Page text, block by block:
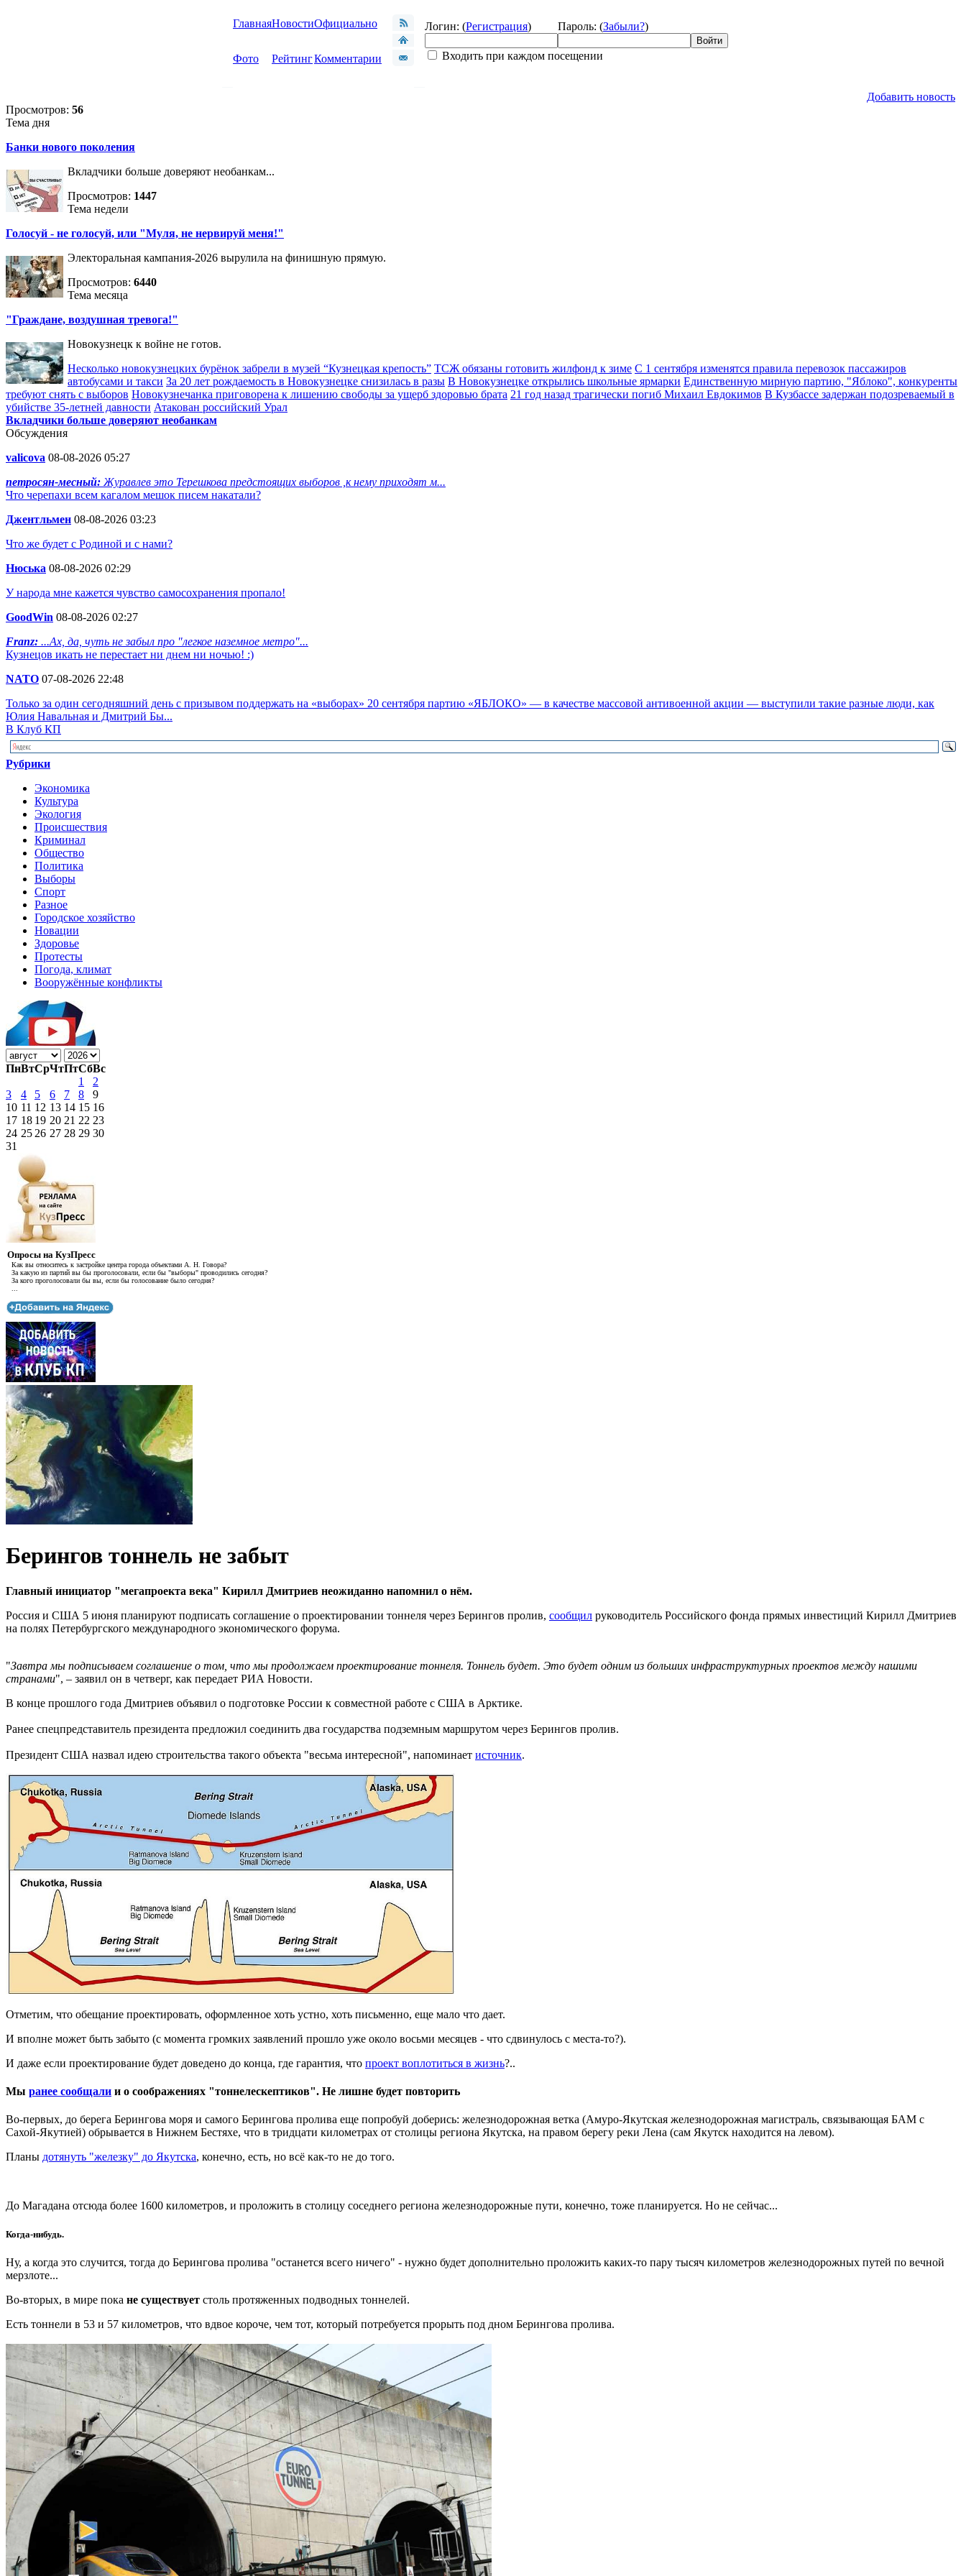
ГлавнаяНовостиОфициально
Фото РейтингКомментарии
Логин: (Регистрация) Пароль: (Забыли?)
Входить при каждом посещении
Добавить новость
Просмотров: 56
Тема дня
Банки нового поколения
Вкладчики больше доверяют необанкам...
Просмотров: 1447
Тема недели
Голосуй - не голосуй, или "Муля, не нервируй меня!"
Электоральная кампания-2026 вырулила на финишную прямую.
Просмотров: 6440
Тема месяца
"Граждане, воздушная тревога!"
Новокузнецк к войне не готов.
Несколько новокузнецких бурёнок забрели в музей “Кузнецкая крепость” ТСЖ обязаны готовить жилфонд к зиме С 1 сентября изменятся правила перевозок пассажиров
автобусами и такси За 20 лет рождаемость в Новокузнецке снизилась в разы В Новокузнецке открылись школьные ярмарки Единственную мирную партию, "Яблоко", конкуренты
требуют снять с выборов Новокузнечанка приговорена к лишению свободы за ущерб здоровью брата 21 год назад трагически погиб Михаил Евдокимов В Кузбассе задержан подозреваемый в
убийстве 35-летней давности Атакован российский Урал
Вкладчики больше доверяют необанкам
Обсуждения
valicova 08-08-2026 05:27
петросян-месный: Журавлев это Терешкова предстоящих выборов ,к нему приходят м...
Что черепахи всем кагалом мешок писем накатали?
Джентльмен 08-08-2026 03:23
Что же будет с Родиной и с нами?
Нюська 08-08-2026 02:29
У народа мне кажется чувство самосохранения пропало!
GoodWin 08-08-2026 02:27
Franz: ...Ах, да, чуть не забыл про "легкое наземное метро"...
Кузнецов икать не перестает ни днем ни ночью! :)
NATO 07-08-2026 22:48
Только за один сегодняшний день с призывом поддержать на «выборах» 20 сентября партию «ЯБЛОКО» — в качестве массовой антивоенной акции — выступили такие разные люди, как
Юлия Навальная и Дмитрий Бы...
В Клуб КП
Рубрики
Экономика
Культура
Экология
Происшествия
Криминал
Общество
Политика
Выборы
Спорт
Разное
Городское хозяйство
Новации
Здоровье
Протесты
Погода, климат
Вооружённые конфликты
ПнВтСрЧтПтСбВс
1
2
3
4 5 6 7 8
9
10 11 12 13 14 15 16
17 18 19 20 21 22 23
24 25 26 27 28 29 30
31
Опросы на КузПресс
Как вы относитесь к застройке центра города объектами А. Н. Говора?
За какую из партий вы бы проголосовали, если бы "выборы" проводились сегодня?
За кого проголосовали бы вы, если бы голосование было сегодня?
Берингов тоннель не забыт
Главный инициатор "мегапроекта века" Кирилл Дмитриев неожиданно напомнил о нём.
Россия и США 5 июня планируют подписать соглашение о проектировании тоннеля через Берингов пролив, сообщил руководитель Российского фонда прямых инвестиций Кирилл Дмитриев
на полях Петербургского международного экономического форума.
"Завтра мы подписываем соглашение о том, что мы продолжаем проектирование тоннеля. Тоннель будет. Это будет одним из больших инфраструктурных проектов между нашими
странами", – заявил он в четверг, как передает РИА Новости.
В конце прошлого года Дмитриев объявил о подготовке России к совместной работе с США в Арктике.
Ранее спецпредставитель президента предложил соединить два государства подземным маршрутом через Берингов пролив.
Президент США назвал идею строительства такого объекта "весьма интересной", напоминает источник.
Отметим, что обещание проектировать, оформленное хоть устно, хоть письменно, еще мало что дает.
И вполне может быть забыто (с момента громких заявлений прошло уже около восьми месяцев - что сдвинулось с места-то?).
И даже если проектирование будет доведено до конца, где гарантия, что проект воплотиться в жизнь?..
Мы ранее сообщали и о соображениях "тоннелескептиков". Не лишне будет повторить
Во-первых, до берега Берингова моря и самого Берингова пролива еще попробуй доберись: железнодорожная ветка (Амуро-Якутская железнодорожная магистраль, связывающая БАМ с
Сахой-Якутией) обрывается в Нижнем Бестяхе, что в тридцати километрах от столицы региона Якутска, на правом берегу реки Лена (сам Якутск находится на левом).
Планы дотянуть "железку" до Якутска, конечно, есть, но всё как-то не до того.
До Магадана отсюда более 1600 километров, и проложить в столицу соседнего региона железнодорожные пути, конечно, тоже планируется. Но не сейчас...
Когда-нибудь.
Ну, а когда это случится, тогда до Берингова пролива "останется всего ничего" - нужно будет дополнительно проложить каких-то пару тысяч километров железнодорожных путей по вечной
мерзлоте...
Во-вторых, в мире пока не существует столь протяженных подводных тоннелей.
Есть тоннели в 53 и 57 километров, что вдвое короче, чем тот, который потребуется прорыть под дном Берингова пролива.